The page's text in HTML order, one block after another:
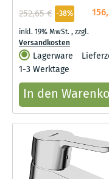
252,65 € -38%
inkl. 19% MwSt.,zzgl.
Versandkosten
Lagerware
1-3 Werktage
In den